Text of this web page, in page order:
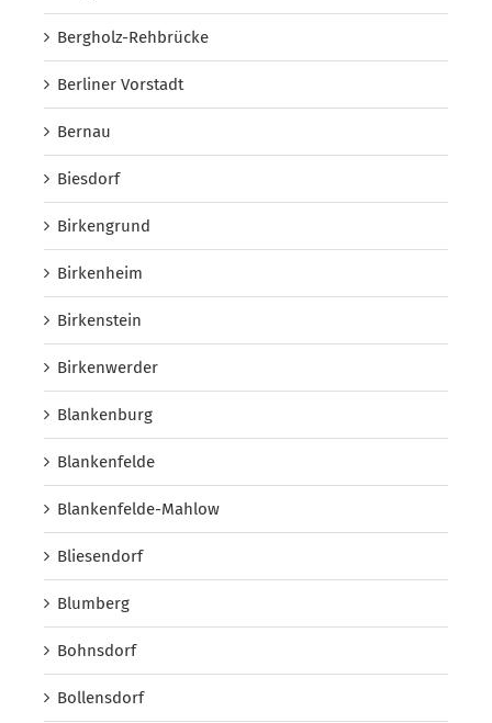
Bergholz-Rehbrücke
Berliner Vorstadt
Bernau
Biesdorf
Birkengrund
Birkenheim
Birkenstein
Birkenwerder
Blankenburg
Blankenfelde
Blankenfelde-Mahlow
Bliesendorf
Blumberg
Bohnsdorf
Bollensdorf